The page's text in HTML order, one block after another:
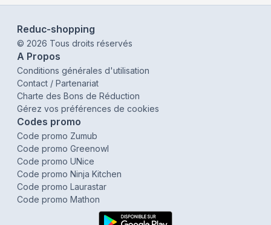
Reduc-shopping
© 2026 Tous droits réservés
A Propos
Conditions générales d'utilisation
Contact / Partenariat
Charte des Bons de Réduction
Gérez vos préférences de cookies
Codes promo
Code promo Zumub
Code promo Greenowl
Code promo UNice
Code promo Ninja Kitchen
Code promo Laurastar
Code promo Mathon